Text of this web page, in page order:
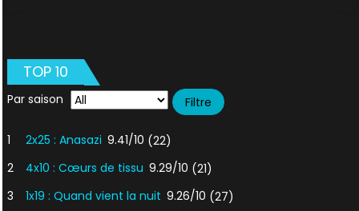
TOP 10
Par saison
1 2x25 : Anasazi 9.41/10 (22)
2
4x10 : Cœurs de tissu 9.29/10 (21)
3
1x19 : Quand vient la nuit 9.26/10 (27)